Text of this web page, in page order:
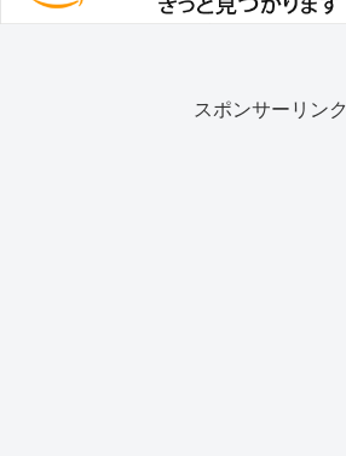
スポンサーリンク